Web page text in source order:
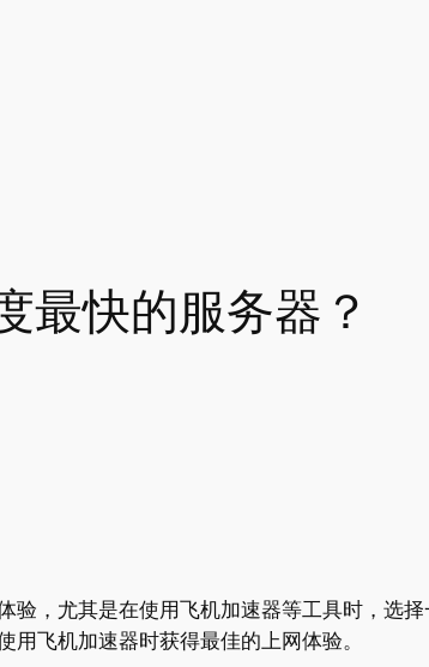
最快的服务器？
验，尤其是在使用飞机加速器等工具时，选
飞机加速器时获得最佳的上网体验。